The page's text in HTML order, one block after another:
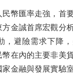
匯率走強，首要
金誠首席宏觀分
，避險需求下降
在內的主要非美
金融與發展實驗